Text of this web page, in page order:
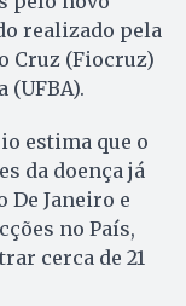
realizado pela
Cruz (Fiocruz)
(UFBA).
estima que o
da doença já
De Janeiro e
no País,
cerca de 21